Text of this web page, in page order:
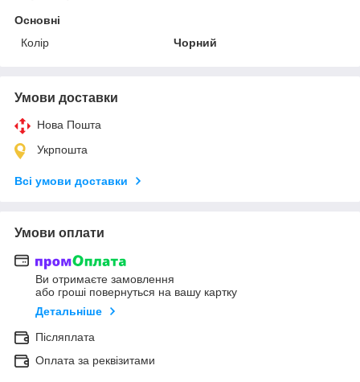
Основні
Колір
Чорний
Умови доставки
Нова Пошта
Укрпошта
Всі умови доставки
Умови оплати
Ви отримаєте замовлення
або гроші повернуться на вашу картку
Детальніше
Післяплата
Оплата за реквізитами